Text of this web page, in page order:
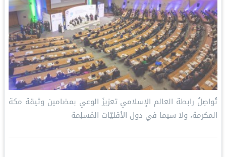
تُواصِلُ ⁧‫رابطة العالم الإسلامي‬⁩ تعزيزَ الوعي بمضامين وثيقة مكة
المكرمة، ولا سيما في دول الأقليّات المُسلِمة